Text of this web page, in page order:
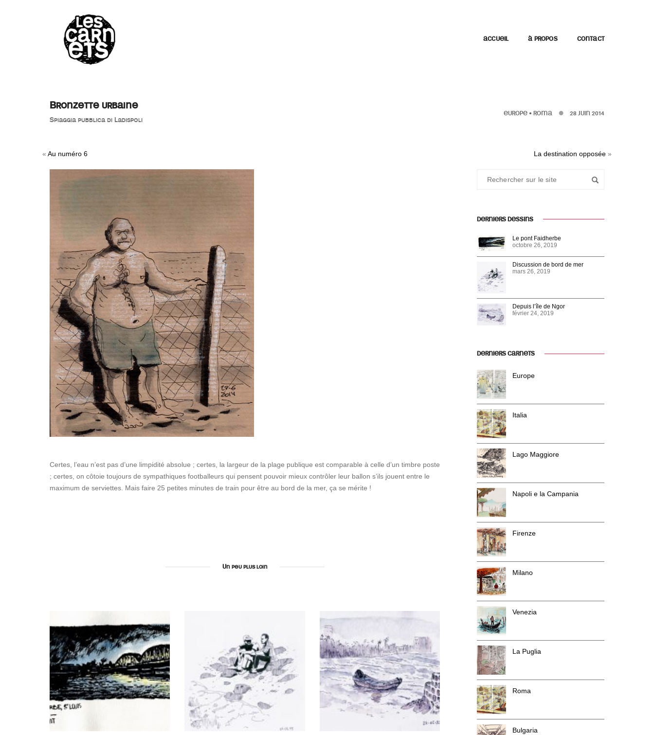
ACCUEIL À PROPOS CONTACT
Bronzette urbaine
Spiaggia pubblica di Ladispoli
EUROPE • ROMA 28 JUIN 2014
« Au numéro 6 La destination opposée »
Certes, l’eau n’est pas d’une limpidité absolue ; certes, la largeur de la plage publique est comparable à celle d’un timbre poste
; certes, on côtoie toujours de sympathiques footballeurs qui pensent pouvoir mieux contrôler leur ballon s’ils jouent entre le
maximum de serviettes. Mais faire 25 petites minutes de train pour être au bord de la mer, ça se mérite !
Un peu plus loin
DERNIERS DESSINS
Le pont Faidherbe
octobre 26, 2019
Discussion de bord de mer
mars 26, 2019
Depuis l’île de Ngor
février 24, 2019
DERNIERS CARNETS
Europe
Italia
Lago Maggiore
Napoli e la Campania
Firenze
Milano
Venezia
La Puglia
Roma
Bulgaria